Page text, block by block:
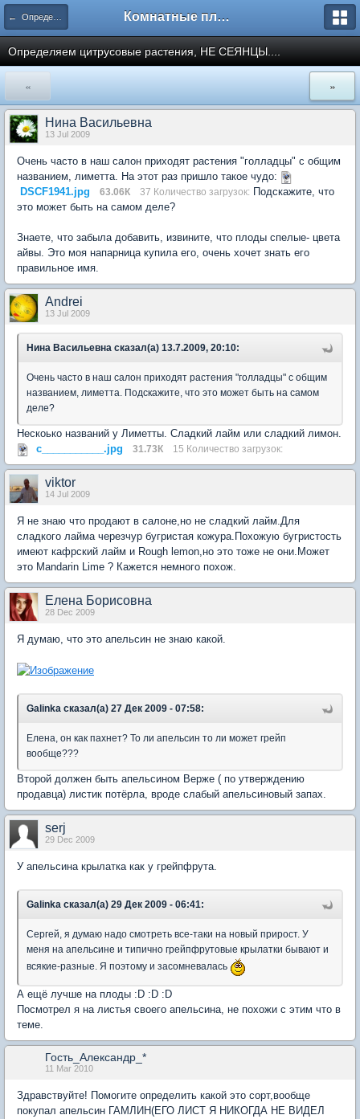
← Определение сортов цитрусовых и других экзотов Комнатные плодовые экзоты
Определяем цитрусовые растения, НЕ СЕЯНЦЫ....
« »
Нина Васильевна
13 Jul 2009
Очень часто в наш салон приходят растения "голладцы" с общим
названием, лиметта. На этот раз пришло такое чудо:
DSCF1941.jpg
63.06К 37 Количество загрузок: Подскажите, что
это может быть на самом деле?
Знаете, что забыла добавить, извините, что плоды спелые- цвета
айвы. Это моя напарница купила его, очень хочет знать его
правильное имя.
Andrei
13 Jul 2009
Нина Васильевна сказал(а) 13.7.2009, 20:10:
Очень часто в наш салон приходят растения "голладцы" с общим
названием, лиметта. Подскажите, что это может быть на самом
деле?
Нескоько названий у Лиметты. Сладкий лайм или сладкий лимон.
c___________.jpg
31.73К 15 Количество загрузок:
viktor
14 Jul 2009
Я не знаю что продают в салоне,но не сладкий лайм.Для
сладкого лайма черезчур бугристая кожура.Похожую бугристость
имеют кафрский лайм и Rough lemon,но это тоже не они.Может
это Mandarin Lime ? Кажется немного похож.
Елена Борисовна
28 Dec 2009
Я думаю, что это апельсин не знаю какой.
Galinka сказал(а) 27 Дек 2009 - 07:58:
Елена, он как пахнет? То ли апельсин то ли может грейп
вообще???
Второй должен быть апельсином Верже ( по утверждению
продавца) листик потёрла, вроде слабый апельсиновый запах.
serj
29 Dec 2009
У апельсина крылатка как у грейпфрута.
Galinka сказал(а) 29 Дек 2009 - 06:41:
Сергей, я думаю надо смотреть все-таки на новый прирост. У
меня на апельсине и типично грейпфрутовые крылатки бывают и
всякие-разные. Я поэтому и засомневалась
А ещё лучше на плоды :D :D :D
Посмотрел я на листья своего апельсина, не похожи с этим что в
теме.
Гость_Александр_*
11 Mar 2010
Здравствуйте! Помогите определить какой это сорт,вообще
покупал апельсин ГАМЛИН(ЕГО ЛИСТ Я НИКОГДА НЕ ВИДЕЛ